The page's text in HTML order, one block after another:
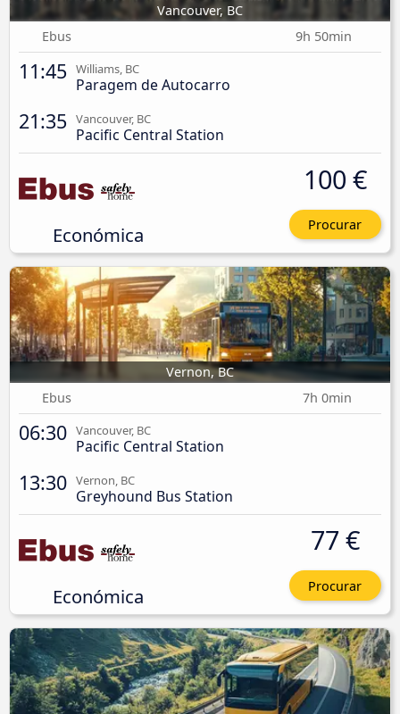
Vancouver, BC
Ebus
9h 50min
11:45 Williams, BC
Paragem de Autocarro
21:35 Vancouver, BC
Pacific Central Station
Económica
100 €
Procurar
Vernon, BC
Ebus
7h 0min
06:30 Vancouver, BC
Pacific Central Station
13:30 Vernon, BC
Greyhound Bus Station
Económica
77 €
Procurar